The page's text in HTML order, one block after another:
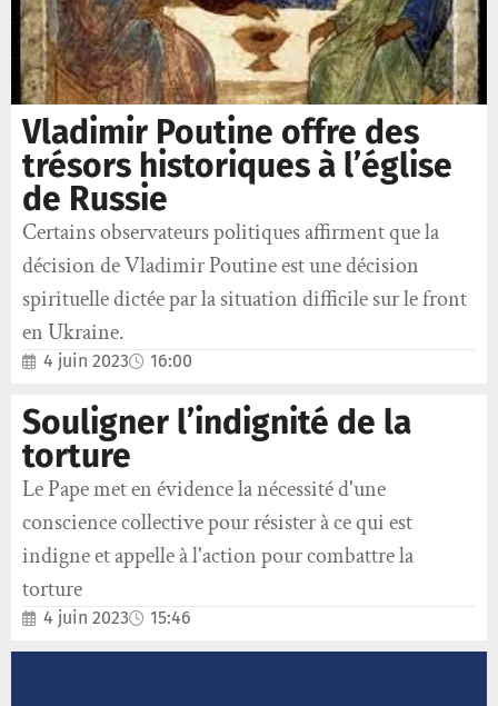
Vladimir Poutine offre des
trésors historiques à l’église
de Russie
Certains observateurs politiques affirment que la
décision de Vladimir Poutine est une décision
spirituelle dictée par la situation difficile sur le front
en Ukraine.
4 juin 2023 16:00
Souligner l’indignité de la
torture
Le Pape met en évidence la nécessité d'une
conscience collective pour résister à ce qui est
indigne et appelle à l'action pour combattre la
torture
4 juin 2023 15:46